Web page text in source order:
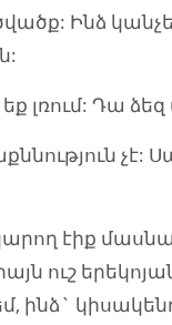
Ինձ
եք լռում: Դա
չէ:
էիք
ուշ
ինձ`